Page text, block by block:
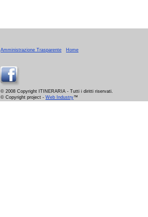
Amministrazione Trasparente Home
© 2008 Copyright ITINERARIA - Tutti i diritti riservati.
© Copyright project - Web Industry™